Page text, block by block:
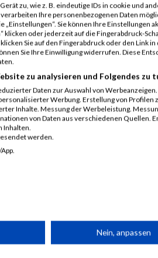
0000 GER MeinAuto.de
0000 GER MeinAuto.de
Position, DNS = Did not start, DNF
Themen
zu, wie z. B. eindeutige IDs in cookie und
Ihre personenbezogenen Daten
Sie können Ihre Einstellungen
klicken oder jederzeit auf die Fingerabdruck-
Sie auf den Fingerabdruck oder den Link
Sie Ihre Einwilligung widerrufen. Diese
zu analysieren und Folgendes zu
Daten zur Auswahl von
Werbung. Erstellung von Profilen
Inhalte. Messung der Werbeleistung.
von Daten aus verschiedenen Quellen.
Inhalten.
werden.
Nein, anpassen